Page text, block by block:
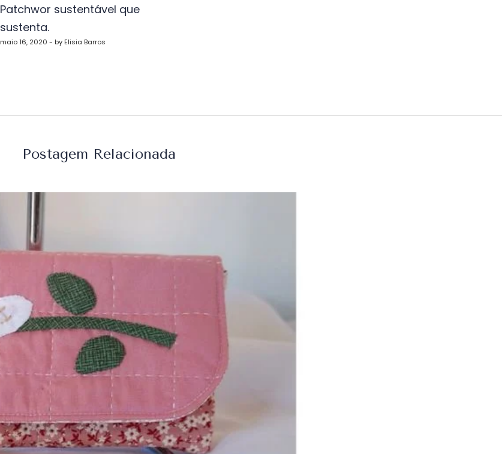
Patchwor sustentável que
sustenta.
maio 16, 2020 - by Elisia Barros
Postagem Relacionada